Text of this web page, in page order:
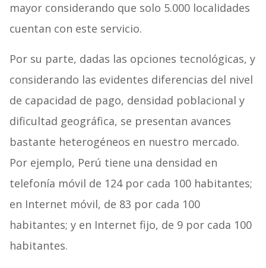
mayor considerando que solo 5.000 localidades
cuentan con este servicio.
Por su parte, dadas las opciones tecnológicas, y
considerando las evidentes diferencias del nivel
de capacidad de pago, densidad poblacional y
dificultad geográfica, se presentan avances
bastante heterogéneos en nuestro mercado.
Por ejemplo, Perú tiene una densidad en
telefonía móvil de 124 por cada 100 habitantes;
en Internet móvil, de 83 por cada 100
habitantes; y en Internet fijo, de 9 por cada 100
habitantes.